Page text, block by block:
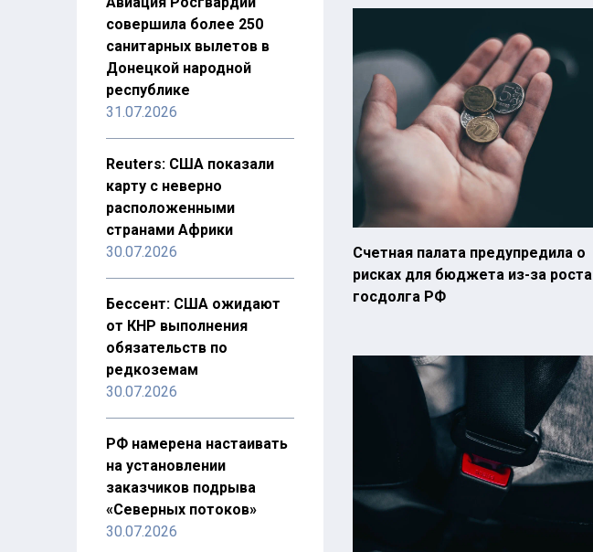
совершила более 250
санитарных вылетов в
Донецкой народной
республике
31.07.2026
Reuters: США показали
карту с неверно
расположенными
странами Африки
30.07.2026
Бессент: США ожидают
от КНР выполнения
обязательств по
редкоземам
30.07.2026
РФ намерена настаивать
на установлении
заказчиков подрыва
«Северных потоков»
30.07.2026
Счетная палата предупредила о
рисках для бюджета из-за роста
госдолга РФ